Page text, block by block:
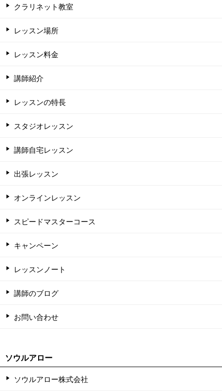
クラリネット教室
レッスン場所
レッスン料金
講師紹介
レッスンの特長
スタジオレッスン
講師自宅レッスン
出張レッスン
オンラインレッスン
スピードマスターコース
キャンペーン
レッスンノート
講師のブログ
お問い合わせ
ソウルアロー
ソウルアロー株式会社